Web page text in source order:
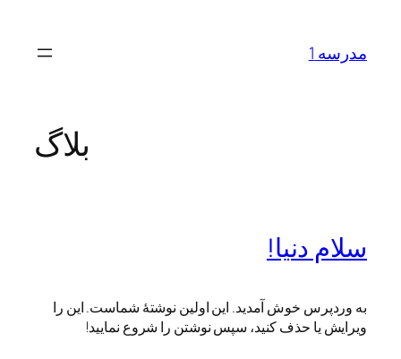
محتوامدرسه 1
بلاگ
سلام دنیا!
به وردپرس خوش آمدید. این اولین نوشتهٔ شماست. این را
ویرایش یا حذف کنید، سپس نوشتن را شروع نمایید!